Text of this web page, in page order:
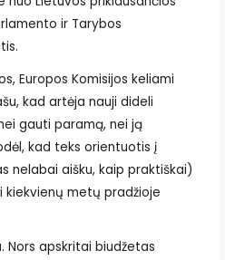
ir Tarybos
Europos Komisijos keliami
kad artėja nauji dideli
gauti paramą, nei ją
kad teks orientuotis į
nelabai aišku, kaip praktiškai)
kiekvienų metų pradžioje
Nors apskritai biudžetas